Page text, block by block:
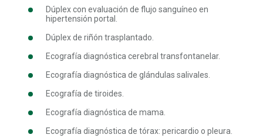
Dúplex con evaluación de flujo sanguíneo en
hipertensión portal.
Dúplex de riñón trasplantado.
Ecografía diagnóstica cerebral transfontanelar.
Ecografía diagnóstica de glándulas salivales.
Ecografía de tiroides.
Ecografía diagnóstica de mama.
Ecografía diagnóstica de tórax: pericardio o pleura.